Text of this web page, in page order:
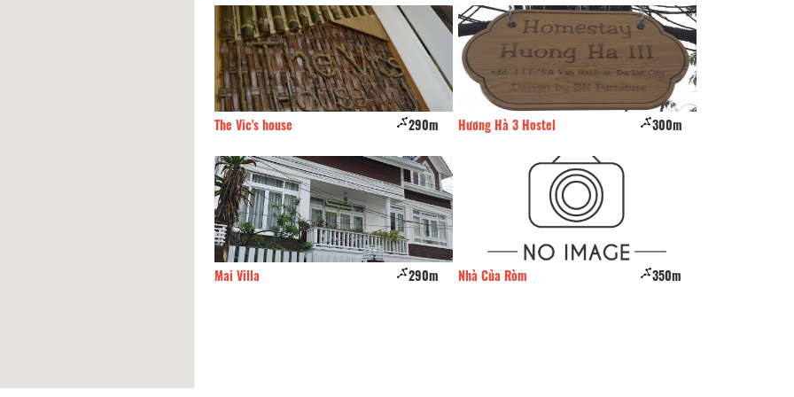
The Vic's house 290m
Mai Villa 290m
Hương Hà 3 Hostel 300m
Nhà Của Ròm 350m